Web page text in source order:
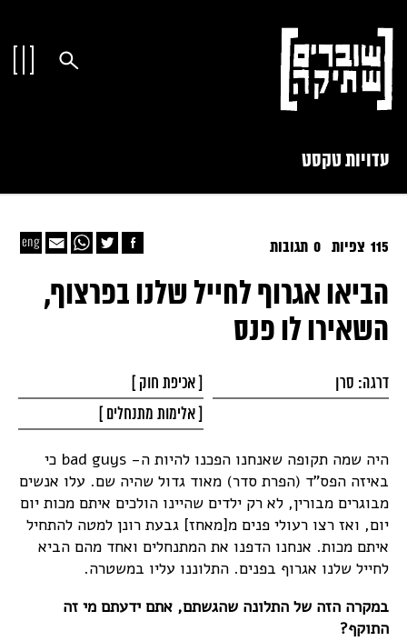
עדויות טקסט
115 צפיות 0 תגובות
הביאו אגרוף לחייל שלנו בפרצוף,
השאירו לו פנס
דרגה: סרן [ אכיפת חוק ]
[ אלימות מתנחלים ]
היה שמה תקופה שאנחנו הפכנו להיות ה- bad guys כי
באיזה הפס"ד (הפרת סדר) מאוד גדול שהיה שם. עלו אנשים
מבוגרים מבורין, לא רק ילדים שהיינו הולכים איתם מכות יום
יום, ואז רצו רעולי פנים מ[מאחז] גבעת רונן למטה להתחיל
איתם מכות. אנחנו הדפנו את המתנחלים ואחד מהם הביא
לחייל שלנו אגרוף בפנים. התלוננו עליו במשטרה.
במקרה הזה של התלונה שהגשתם, אתם ידעתם מי זה
התוקף?